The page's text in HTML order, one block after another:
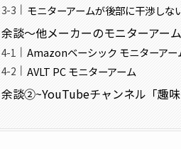
モニターアームが後部に干渉しな
余談～他メーカーのモニターアー
Amazonベーシック モニターアー
AVLT PC モニターアーム
余談②~YouTubeチャンネル「趣